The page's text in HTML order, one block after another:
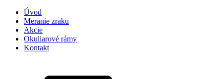
Úvod
Meranie zraku
Akcie
Okuliarové rámy
Kontakt